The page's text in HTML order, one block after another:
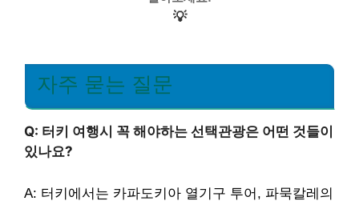
💡
자주 묻는 질문
Q: 터키 여행시 꼭 해야하는 선택관광은 어떤 것들이
있나요?
A: 터키에서는 카파도키아 열기구 투어, 파묵칼레의